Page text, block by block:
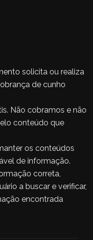
solicita ou realiza
de cunho
Não cobramos e não
conteúdo que
os conteúdos
de informação.
correta,
a buscar e verificar,
encontrada